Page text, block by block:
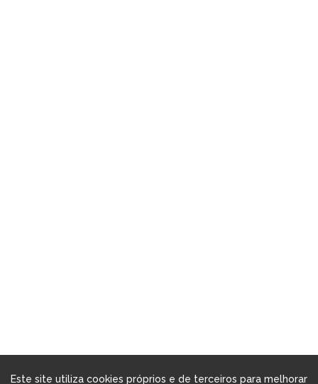
Este site utiliza cookies próprios e de terceiros para melhorar